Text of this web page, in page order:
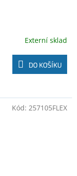
Externí sklad
DO KOŠÍKU
Kód: 257105FLEX